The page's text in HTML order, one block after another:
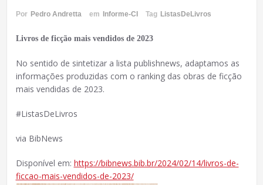
Por Pedro Andretta em Informe-CI Tag ListasDeLivros
Livros de ficção mais vendidos de 2023
No sentido de sintetizar a lista publishnews, adaptamos as
informações produzidas com o ranking das obras de ficção
mais vendidas de 2023.
#ListasDeLivros
via BibNews
Disponível em: https://bibnews.bib.br/2024/02/14/livros-de-
ficcao-mais-vendidos-de-2023/